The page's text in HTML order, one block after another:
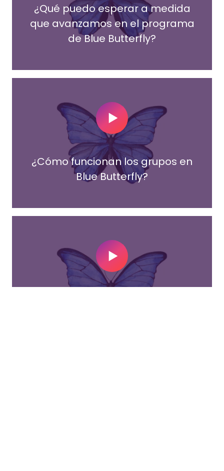
¿Qué puedo esperar a medida
que avanzamos en el programa
de Blue Butterfly?
Play Video
¿Cómo funcionan los grupos en
Blue Butterfly?
Play Video